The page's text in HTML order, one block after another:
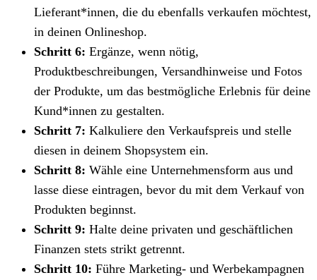
Lieferant*innen, die du ebenfalls verkaufen möchtest,
in deinen Onlineshop.
Schritt 6: Ergänze, wenn nötig,
Produktbeschreibungen, Versandhinweise und Fotos
der Produkte, um das bestmögliche Erlebnis für deine
Kund*innen zu gestalten.
Schritt 7: Kalkuliere den Verkaufspreis und stelle
diesen in deinem Shopsystem ein.
Schritt 8: Wähle eine Unternehmensform aus und
lasse diese eintragen, bevor du mit dem Verkauf von
Produkten beginnst.
Schritt 9: Halte deine privaten und geschäftlichen
Finanzen stets strikt getrennt.
Schritt 10: Führe Marketing- und Werbekampagnen